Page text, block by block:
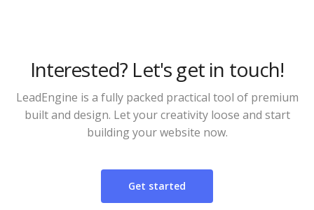
Interested? Let's get in touch!
LeadEngine is a fully packed practical tool of premium
built and design. Let your creativity loose and start
building your website now.
Get started